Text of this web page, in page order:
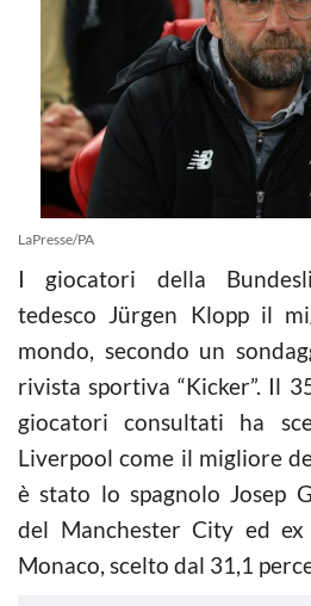
LaPresse/PA
I giocatori della
tedesco Jürgen Klopp il
mondo, secondo un
rivista sportiva “Kicker”. Il
giocatori consultati ha
Liverpool come il migliore
è stato lo spagnolo Josep
del Manchester City ed
Monaco, scelto dal 31,1